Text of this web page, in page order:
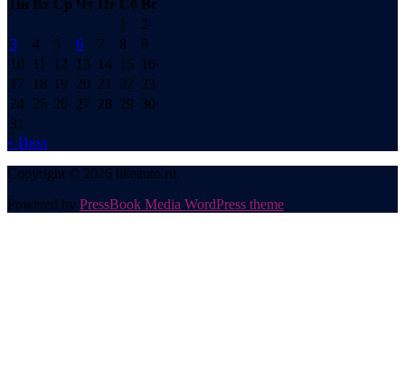
Пн Вт Ср Чт Пт Сб Вс
1
2
3
4 5 6 7 8
9
10
11 12 13 14 15
16
17
18 19 20 21 22 23
24 25 26 27 28 29 30
31
« Июл
Copyright © 2026 likeauto.ru.
Powered by PressBook Media WordPress theme